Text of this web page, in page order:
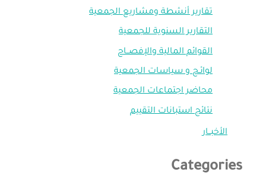
تقارير أنشطة ومشاريع الجمعية
التقارير السنوية للجمعية
القوائم المالية والإفصــاح
لوائـح و سياسات الجمعية
محاضر اجتماعات الجمعية
نتائج استبانات التقييم
الأخبــار
Categories